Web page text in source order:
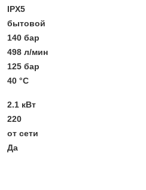
IPX5
бытовой
140 бар
498 л/мин
125 бар
40 °C
2.1 кВт
220
от сети
Да